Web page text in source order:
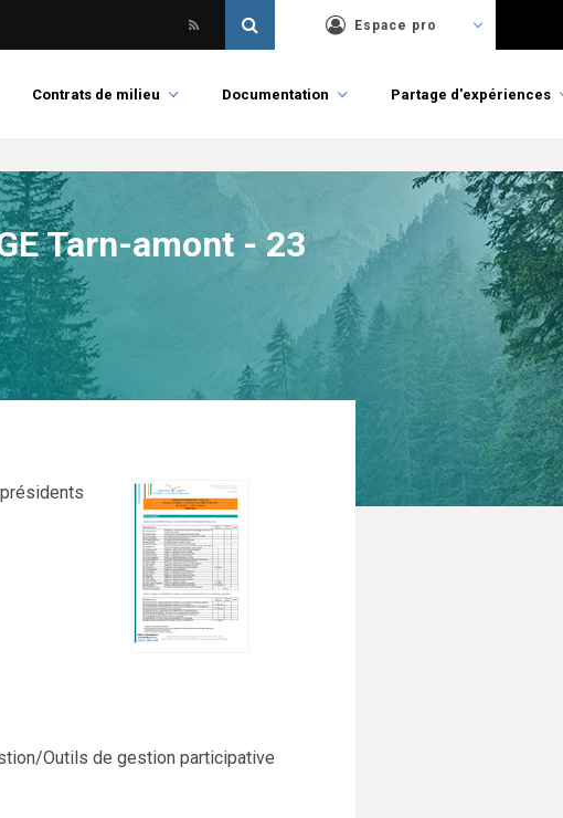
Espace pro
Contrats de milieu Documentation Partage d'expériences
Tarn-amont - 23
Outils de gestion participative